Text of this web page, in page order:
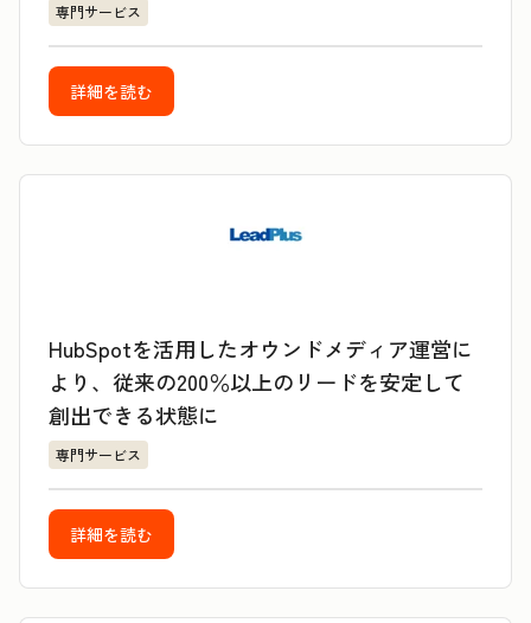
専門サービス
詳細を読む
HubSpotを活用したオウンドメディア運営に
より、従来の200％以上のリードを安定して
創出できる状態に
専門サービス
詳細を読む